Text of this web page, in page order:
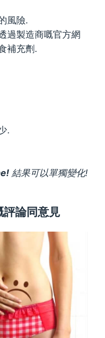
風險.
過製造商嘅官方網
補充劑.
.
結果可以單獨變化!
論同意見